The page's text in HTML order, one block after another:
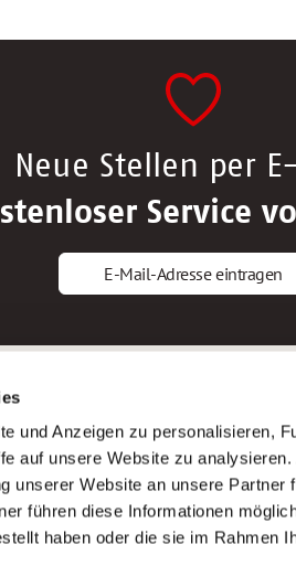
und Anzeigen zu personalisieren,
auf unsere Website zu
unserer Website an unsere Partner
führen diese Informationen
haben oder die sie im Rahmen
Neue Stellen per
Service
E-Mail-Adresse eintragen
AWO
Sitemap
Impressum
Datenschutz